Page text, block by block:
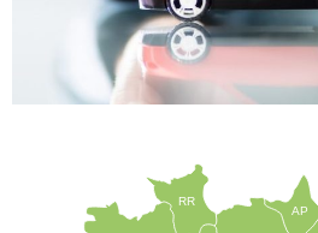
AP
RR